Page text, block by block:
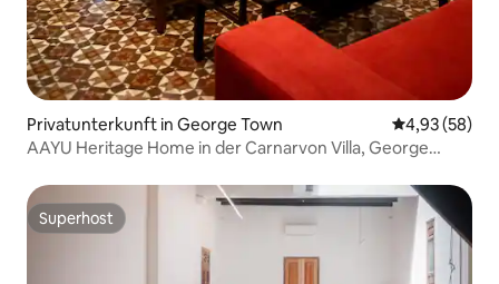
Privatunterkunft in George Town
4,93 (58)
AAYU Heritage Home in der Carnarvon Villa, George
Superhost
Superhost